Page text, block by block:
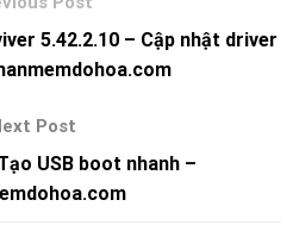
5.42.2.10 – Cập nhật driver
USB boot nhanh –